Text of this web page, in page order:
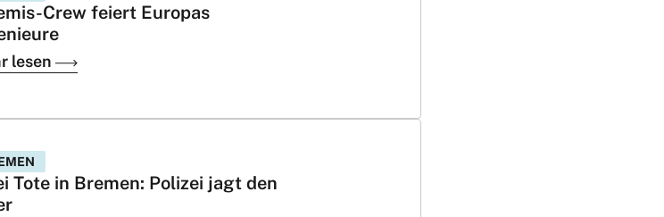
Crew feiert Europas
lesen
Tote in Bremen: Polizei jagt den